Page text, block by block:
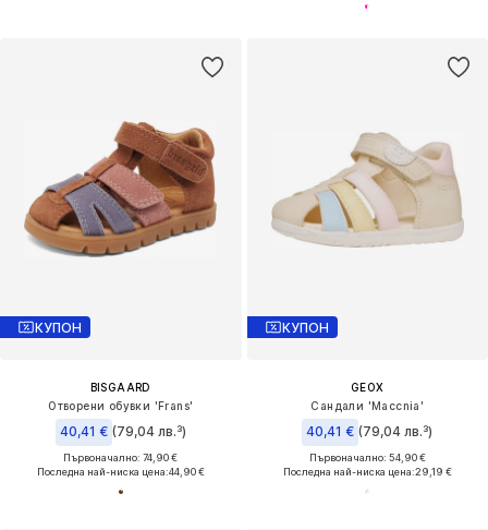
КУПОН
BISGAARD
Отворени обувки 'Frans'
40,41 € (79,04 лв.³)
Първоначално: 74,90 €
Последна най-ниска цена:44,90 €
КУПОН
GEOX
Сандали 'Maccnia'
40,41 € (79,04 лв.³)
Първоначално: 54,90 €
Последна най-ниска цена:29,19 €